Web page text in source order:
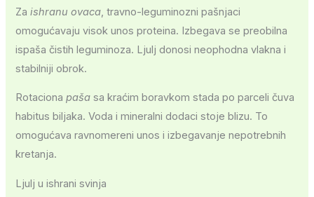
Zaishranu ovaca, travno-leguminozni pašnjaci
omogućavaju visok unos proteina. Izbegava se preobilna
ispaša čistih leguminoza. Ljulj donosi neophodna vlakna i
stabilniji obrok.
Rotacionapaša sa kraćim boravkom stada po parceli čuva
habitus biljaka. Voda i mineralni dodaci stoje blizu. To
omogućava ravnomereni unos i izbegavanje nepotrebnih
kretanja.
Ljulj u ishrani svinja